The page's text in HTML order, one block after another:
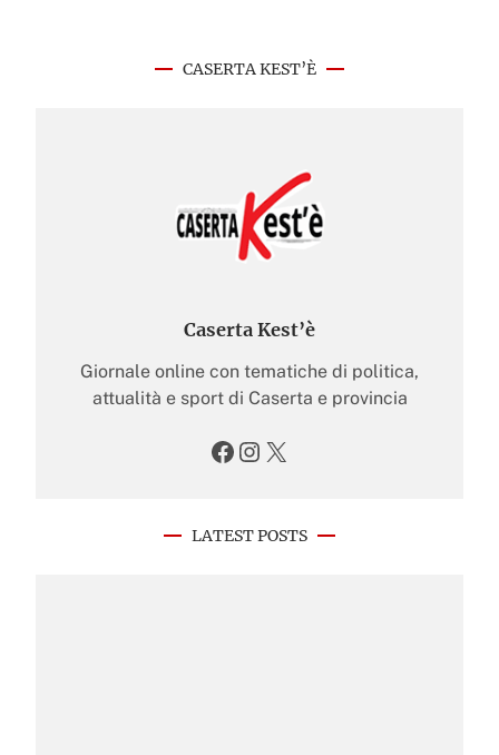
CASERTA KEST’È
Caserta Kest’è
Giornale online con tematiche di politica,
attualità e sport di Caserta e provincia
Facebook Instagram X
LATEST POSTS